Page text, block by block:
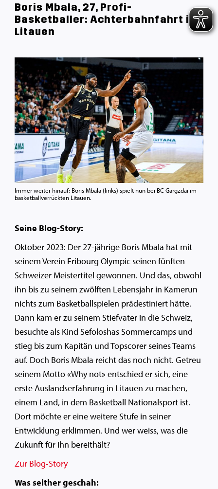
Boris Mbala, 27, Profi-
Basketballer: Achterbahnfahrt in
Litauen
Immer weiter hinauf: Boris Mbala (links) spielt nun bei BC Gargzdai im
basketballverrückten Litauen.
Seine Blog-Story:
Oktober 2023: Der 27-jährige Boris Mbala hat mit
seinem Verein Fribourg Olympic seinen fünften
Schweizer Meistertitel gewonnen. Und das, obwohl
ihn bis zu seinem zwölften Lebensjahr in Kamerun
nichts zum Basketballspielen prädestiniert hätte.
Dann kam er zu seinem Stiefvater in die Schweiz,
besuchte als Kind Sefoloshas Sommercamps und
stieg bis zum Kapitän und Topscorer seines Teams
auf. Doch Boris Mbala reicht das noch nicht. Getreu
seinem Motto «Why not» entschied er sich, eine
erste Auslandserfahrung in Litauen zu machen,
einem Land, in dem Basketball Nationalsport ist.
Dort möchte er eine weitere Stufe in seiner
Entwicklung erklimmen. Und wer weiss, was die
Zukunft für ihn bereithält?
Zur Blog-Story
Was seither geschah: